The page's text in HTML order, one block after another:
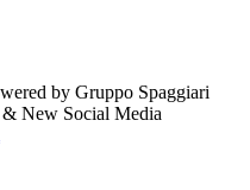
by Gruppo Spaggiari
New Social Media